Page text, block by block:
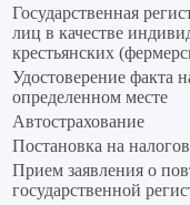
Государственная
лиц в качестве
крестьянских
Удостоверение факта
определенном месте
Автострахование
Постановка на
Прием заявления о
государственной